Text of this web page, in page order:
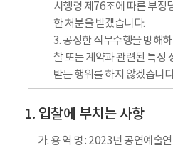
시행령 제76조에 따른 부정
한 처분을 받겠습니다.
3. 공정한 직무수행을 방해
찰 또는 계약과 관련된 특정
받는 행위를 하지 않겠습니
입찰에 부치는 사항
가. 용 역 명 : 2023년 공연예술